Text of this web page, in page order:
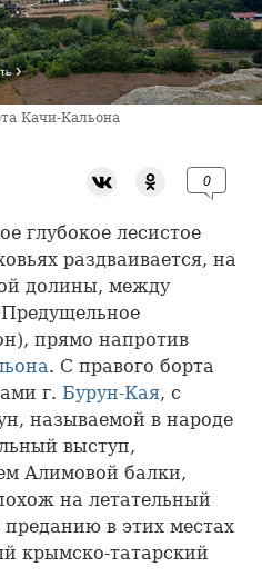
›
Качи-Кальона
0
глубокое лесистое
раздваивается, на
долины, между
прямо напротив
. С правого борта
г. Бурун-Кая, с
называемой в народе
выступ,
Алимовой балки,
на летательный
в этих местах
крымско-татарский